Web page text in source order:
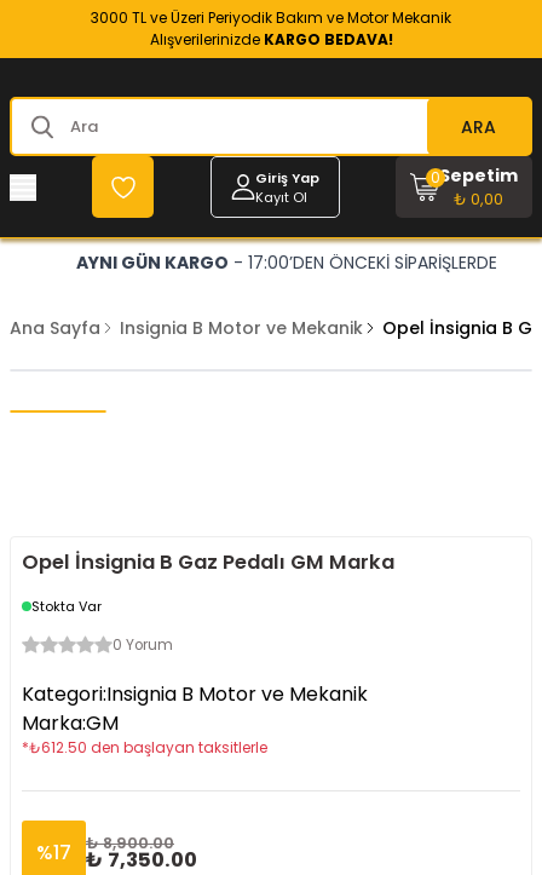
3000 TL ve Üzeri Periyodik Bakım ve Motor Mekanik
Alışverilerinizde KARGO BEDAVA!
ARA
Giriş Yap
Kayıt Ol
Sepetim
₺ 0,00
0
AYNI GÜN KARGO - 17:00’DEN ÖNCEKİ SİPARİŞLERDE
Ana Sayfa Insignia B Motor ve Mekanik Opel İnsignia B
Opel İnsignia B Gaz Pedalı GM Marka
Stokta Var
0 Yorum
Kategori:Insignia B Motor ve Mekanik
Marka:GM
*₺612.50 den başlayan taksitlerle
%17 ₺ 8,900.00
₺ 7,350.00